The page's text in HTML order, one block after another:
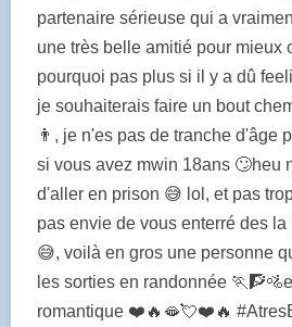
partenaire sérieuse qui a
une très belle amitié pour mieux
pourquoi pas plus si il y a dû
je souhaiterais faire un bout
👨, je n'es pas de tranche d'âge
si vous avez mwin 18ans 🙄heu
d'aller en prison 😅 lol, et pas
pas envie de vous enterré des la
😅, voilà en gros une personne
les sorties en randonnée
romantique ❤️🔥🫦💘❤️🔥